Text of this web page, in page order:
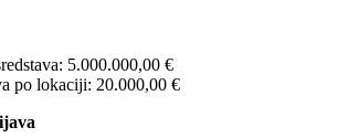
5.000.000,00 €
po lokaciji: 20.000,00 €